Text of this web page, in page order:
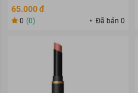
65.000 đ
0 (0) Đã bán 0